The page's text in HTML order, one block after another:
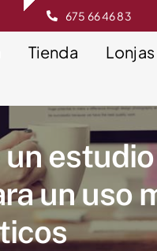
675 66 46 83
Tienda Lonjas
un uso